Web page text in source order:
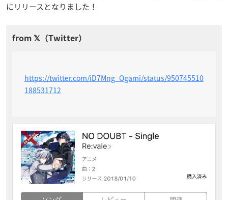
にリリースとなりました！
https://twitter.com/iD7Mng_Ogami/status/950745510
188531712